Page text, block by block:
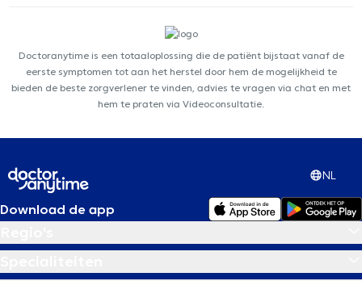
Doctoranytime is een totaaloplossing die de patiënt bijstaat vanaf de
eerste symptomen tot aan het herstel door hem de mogelijkheid te
bieden de beste zorgverlener te vinden, advies te vragen via chat en met
hem te praten via Videoconsultatie.
NL
Download de app